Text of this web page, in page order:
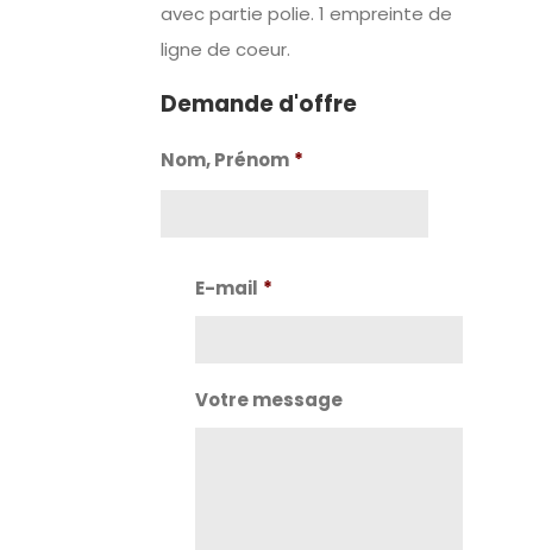
avec partie polie. 1 empreinte de
ligne de coeur.
Demande d'offre
Nom, Prénom *
E-mail *
Votre message